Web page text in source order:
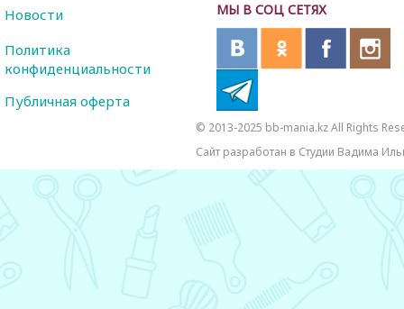
МЫ В СОЦ СЕТЯХ
Новости
Политика
конфиденциальности
Публичная оферта
© 2013-2025 bb-mania.kz All Rights
Сайт разработан в Студии Вадима